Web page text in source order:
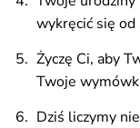
wykręcić się
Życzę Ci, aby
Twoje
Dziś liczymy